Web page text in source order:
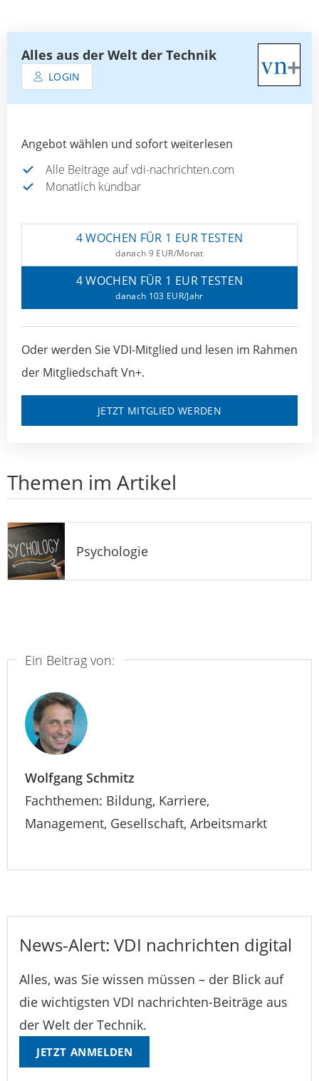
Alles aus der Welt der Technik
LOGIN
Angebot wählen und sofort weiterlesen
Alle Beiträge auf vdi-nachrichten.com
Monatlich kündbar
4 WOCHEN FÜR 1 EUR TESTEN
danach 9 EUR/Monat
4 WOCHEN FÜR 1 EUR TESTEN
danach 103 EUR/Jahr
Oder werden Sie VDI-Mitglied und lesen im Rahmen
der Mitgliedschaft Vn+.
JETZT MITGLIED WERDEN
Themen im Artikel
Psychologie
Ein Beitrag von:
Wolfgang Schmitz
Fachthemen: Bildung, Karriere,
Management, Gesellschaft, Arbeitsmarkt
News-Alert: VDI nachrichten digital
Alles, was Sie wissen müssen – der Blick auf
die wichtigsten VDI nachrichten-Beiträge aus
der Welt der Technik.
JETZT ANMELDEN